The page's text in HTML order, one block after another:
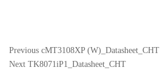
文
章
Previous
Post
Previous cMT3108XP (W)_Datasheet_CHT
Next
Next TK8071iP1_Datasheet_CHT